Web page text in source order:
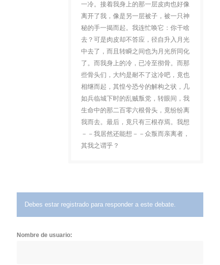
一冷。接着我身上的那一层皮肉也好像
离开了我，像是另一层被子，被一只神
秘的手一揭而起。我连忙唤它：你干啥
去？可是肉皮却不答应，径自升入月光
中去了，而且转瞬之间也为月光所同化
了。而我身上的冷，已冷至彻骨。而那
些骨头们，大约是耐不了这冷吧，竟也
相继而起，其惶兮恐兮的解构之状，几
如兵临城下时的乱贼叛党，转眼间，我
生命中的那二百零六根骨头，竟纷纷离
我而去。最后，竟只有三根存焉。我想
－－我居然还能想－－众叛而亲离者，
其我之谓乎？
Debes estar registrado para responder a este debate.
Nombre de usuario: